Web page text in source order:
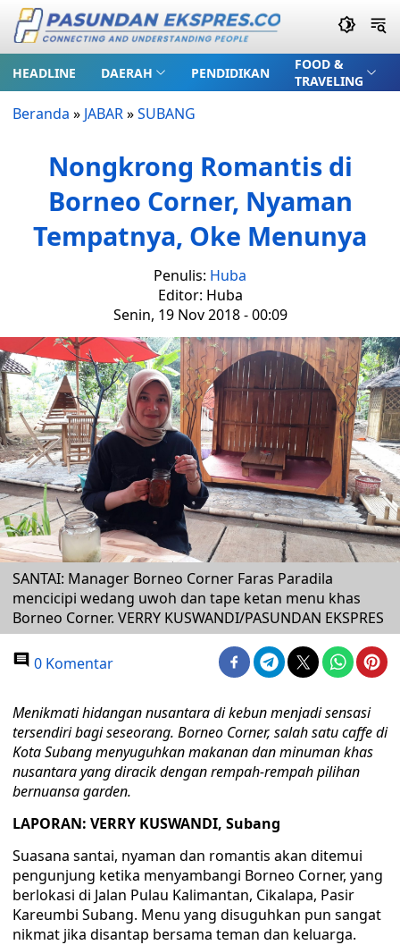
HEADLINE DAERAH PENDIDIKAN
FOOD &
TRAVELING
Beranda » JABAR»SUBANG
Nongkrong Romantis di
Borneo Corner, Nyaman
Tempatnya, Oke Menunya
Penulis: Huba
Editor: Huba
Senin, 19 Nov 2018 - 00:09
SANTAI: Manager Borneo Corner Faras Paradila
mencicipi wedang uwoh dan tape ketan menu khas
Borneo Corner. VERRY KUSWANDI/PASUNDAN EKSPRES
0 Komentar
Menikmati hidangan nusantara di kebun menjadi sensasi
tersendiri bagi seseorang. Borneo Corner, salah satu caffe di
Kota Subang menyuguhkan makanan dan minuman khas
nusantara yang diracik dengan rempah-rempah pilihan
bernuansa garden.
LAPORAN: VERRY KUSWANDI, Subang
Suasana santai, nyaman dan romantis akan ditemui
pengunjung ketika menyambangi Borneo Corner, yang
berlokasi di Jalan Pulau Kalimantan, Cikalapa, Pasir
Kareumbi Subang. Menu yang disuguhkan pun sangat
nikmat jika disantap bersama teman dan keluarga.